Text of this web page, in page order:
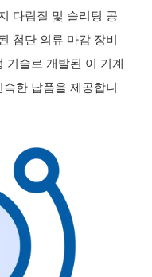
다림질 및 슬리팅 공
첨단 의류 마감 장비
기술로 개발된 이 기계
한 납품을 제공합니